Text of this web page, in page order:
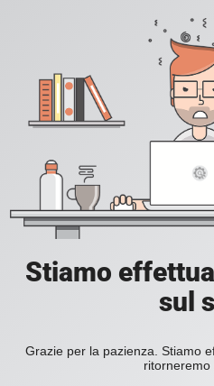
Stiamo
sul
Grazie per la pazienza. Stiamo
ritorneremo